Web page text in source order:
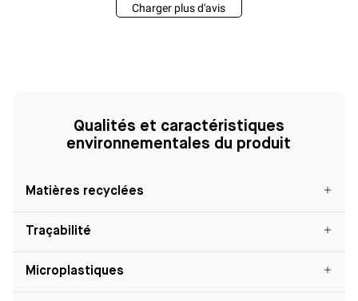
Charger plus d'avis
Qualités et caractéristiques
environnementales du produit
Matières recyclées
Traçabilité
Microplastiques